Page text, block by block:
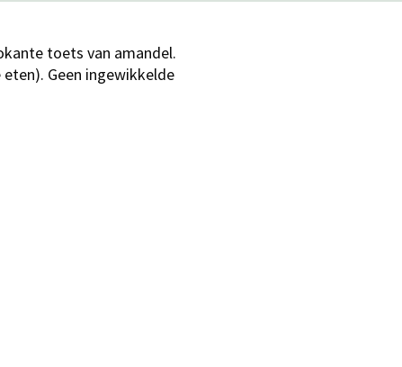
toets van amandel.
Geen ingewikkelde